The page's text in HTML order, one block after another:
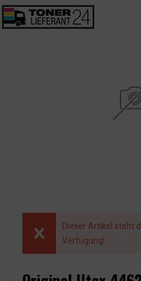
Dieser Artikel steht
Verfügung!